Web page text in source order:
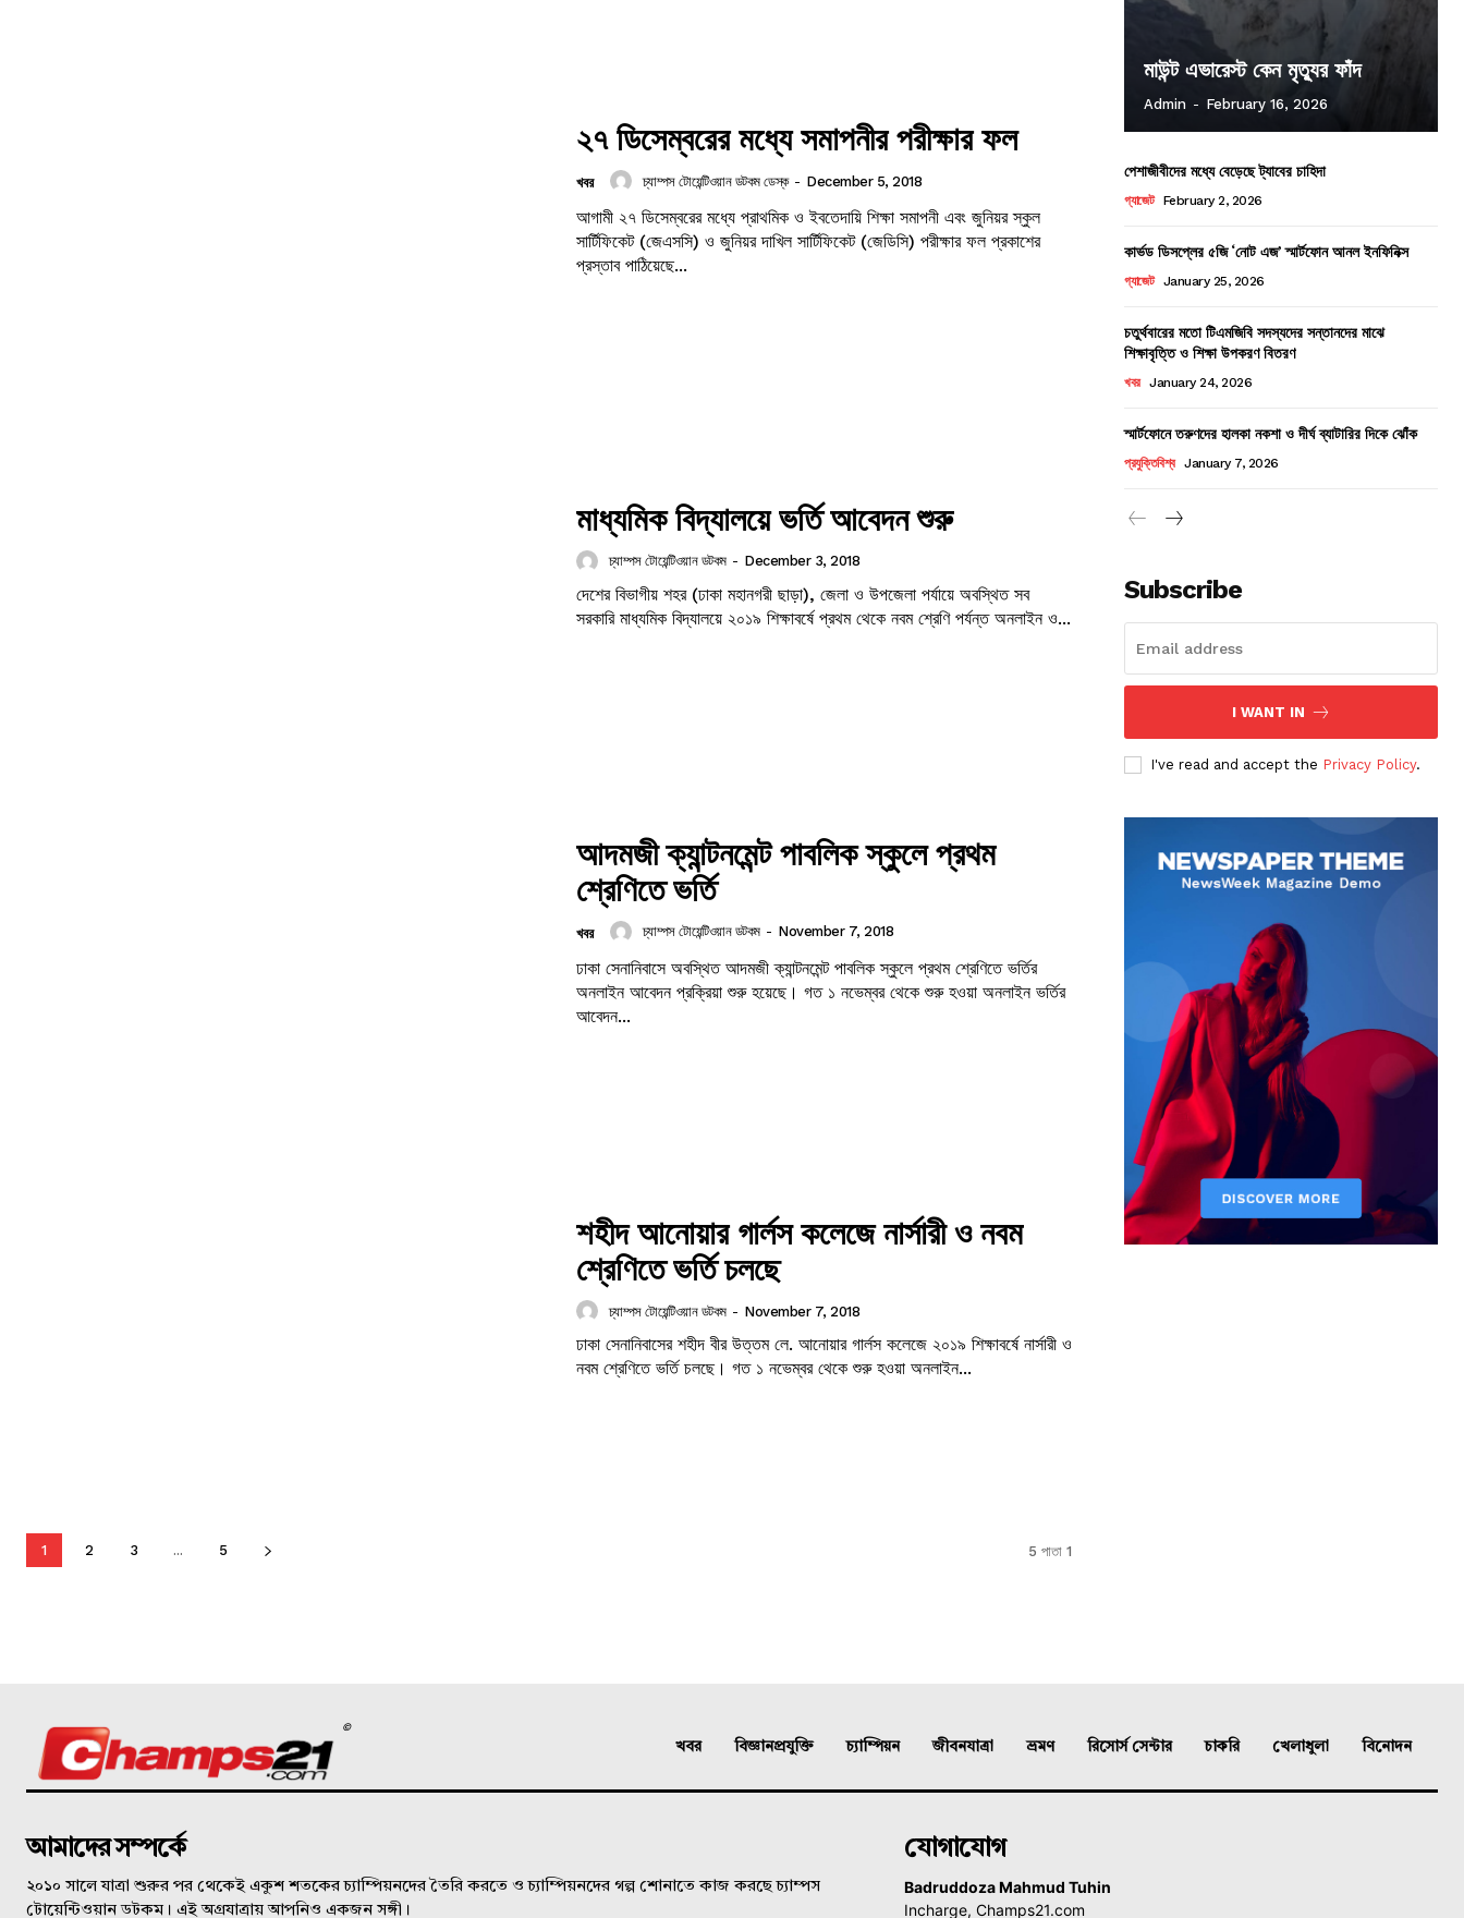
Company
About
Subscription Plans
২৭ ডিসেম্বরের মধ্যে সমাপনীর পরীক্ষার ফল
খবর চ্যাম্পস টোয়েন্টিওয়ান ডটকম ডেস্ক - December 5, 2018
আগামী ২৭ ডিসেম্বরের মধ্যে প্রাথমিক ও ইবতেদায়ি শিক্ষা সমাপনী এবং জুনিয়র স্কুল
সার্টিফিকেট (জেএসসি) ও জুনিয়র দাখিল সার্টিফিকেট (জেডিসি) পরীক্ষার ফল প্রকাশের
প্রস্তাব পাঠিয়েছে...
মাধ্যমিক বিদ্যালয়ে ভর্তি আবেদন শুরু
চ্যাম্পস টোয়েন্টিওয়ান ডটকম - December 3, 2018
দেশের বিভাগীয় শহর (ঢাকা মহানগরী ছাড়া), জেলা ও উপজেলা পর্যায়ে অবস্থিত সব
সরকারি মাধ্যমিক বিদ্যালয়ে ২০১৯ শিক্ষাবর্ষে প্রথম থেকে নবম শ্রেণি পর্যন্ত অনলাইন ও...
আদমজী ক্যান্টনমেন্ট পাবলিক স্কুলে প্রথম
শ্রেণিতে ভর্তি
খবর চ্যাম্পস টোয়েন্টিওয়ান ডটকম - November 7, 2018
ঢাকা সেনানিবাসে অবস্থিত আদমজী ক্যান্টনমেন্ট পাবলিক স্কুলে প্রথম শ্রেণিতে ভর্তির
অনলাইন আবেদন প্রক্রিয়া শুরু হয়েছে। গত ১ নভেম্বর থেকে শুরু হওয়া অনলাইন ভর্তির
আবেদন...
শহীদ আনোয়ার গার্লস কলেজে নার্সারী ও নবম
শ্রেণিতে ভর্তি চলছে
চ্যাম্পস টোয়েন্টিওয়ান ডটকম - November 7, 2018
ঢাকা সেনানিবাসের শহীদ বীর উত্তম লে. আনোয়ার গার্লস কলেজে ২০১৯ শিক্ষাবর্ষে নার্সারী ও
নবম শ্রেণিতে ভর্তি চলছে। গত ১ নভেম্বর থেকে শুরু হওয়া অনলাইন...
1 2 3 ... 5 5 পাতা 1
মাউন্ট এভারেস্ট কেন মৃত্যুর ফাঁদ
Admin - February 16, 2026
পেশাজীবীদের মধ্যে বেড়েছে ট্যাবের চাহিদা
গ্যাজেট February 2, 2026
কার্ভড ডিসপ্লের ৫জি ‘নোট এজ’ স্মার্টফোন আনল ইনফিনিক্স
গ্যাজেট January 25, 2026
চতুর্থবারের মতো টিএমজিবি সদস্যদের সন্তানদের মাঝে
শিক্ষাবৃত্তি ও শিক্ষা উপকরণ বিতরণ
খবর January 24, 2026
স্মার্টফোনে তরুণদের হালকা নকশা ও দীর্ঘ ব্যাটারির দিকে ঝোঁক
প্রযুক্তিবিশ্ব January 7, 2026
Subscribe
I WANT IN
I've read and accept the Privacy Policy.
©
খবর বিজ্ঞানপ্রযুক্তি চ্যাম্পিয়ন জীবনযাত্রা ভ্রমণ রিসোর্স সেন্টার চাকরি খেলাধুলা বিনোদন
আমাদের সম্পর্কে
২০১০ সালে যাত্রা শুরুর পর থেকেই একুশ শতকের চ্যাম্পিয়নদের তৈরি করতে ও চ্যাম্পিয়নদের গল্প শোনাতে কাজ করছে চ্যাম্পস
টোয়েন্টিওয়ান ডটকম। এই অগ্রযাত্রায় আপনিও একজন সঙ্গী।
যোগাযোগ
Badruddoza Mahmud Tuhin
Incharge, Champs21.com